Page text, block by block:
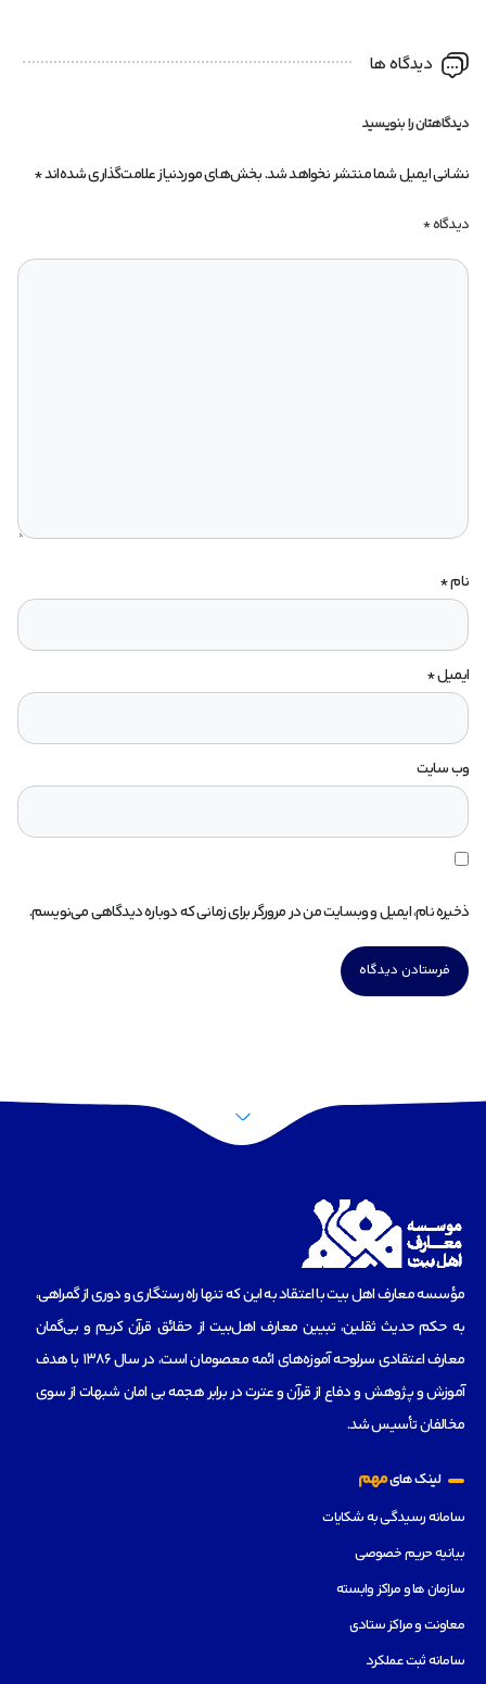
دیدگاه ها
دیدگاهتان را بنویسید
نشانی ایمیل شما منتشر نخواهد شد.بخش‌های موردنیاز علامت‌گذاری شده‌اند*
دیدگاه*
نام*
ایمیل*
وب‌ سایت
ذخیره نام، ایمیل و وبسایت من در مرورگر برای زمانی که دوباره دیدگاهی می‌نویسم.
مؤسسه‌ معارف اهل بیت با اعتقاد به این که تنها راه رستگاری و دوری از گمراهی،
به حکم حدیث ثقلین، تبیین معارف اهل‌بیت از حقائق قرآن کریم و بی‌گمان
معارف اعتقادی سرلوحه آموزه‌های ائمه معصومان است، در سال 1386 با هدف
آموزش و پژوهش و دفاع از قرآن و عترت در برابر هجمه بی امان شبهات از سوی
مخالفان تأسیس شد.
لینک هایمهم
سامانه رسیدگی به شکایات
بیانیه حریم خصوصی
سازمان ها و مراکز وابسته
معاونت و مراکز ستادی
سامانه ثبت عملکرد